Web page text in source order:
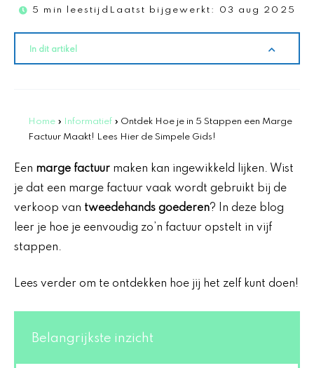
5 min leestijd Laatst bijgewerkt: 03 aug 2025
In dit artikel
Home » Informatief » Ontdek Hoe je in 5 Stappen een Marge
Factuur Maakt! Lees Hier de Simpele Gids!
Een marge factuur maken kan ingewikkeld lijken. Wist
je dat een marge factuur vaak wordt gebruikt bij de
verkoop van tweedehands goederen? In deze blog
leer je hoe je eenvoudig zo’n factuur opstelt in vijf
stappen.
Lees verder om te ontdekken hoe jij het zelf kunt doen!
Belangrijkste inzicht